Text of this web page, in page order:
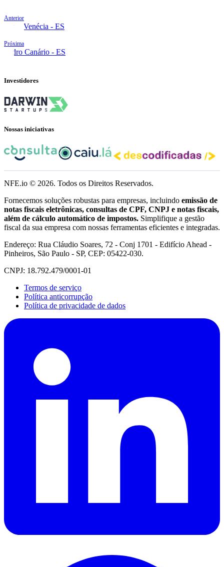
Anterior
Nova Venécia - ES
Próxima
Pedro Canário - ES
Investidores
Nossas iniciativas
NFE.io © 2026. Todos os Direitos Reservados.
Fornecemos soluções robustas para empresas, incluindo emissão de
notas fiscais eletrônicas, consultas de CPF, CNPJ e notas fiscais,
além de cálculo automático de impostos. Simplifique a gestão
fiscal da sua empresa com nossas ferramentas eficientes e integradas.
Endereço: Rua Cláudio Soares, 72 - Conj 1701 - Edifício Ahead -
Pinheiros, São Paulo - SP, CEP: 05422-030.
CNPJ: 18.792.479/0001-01
Termos de serviço
Política anticorrupção
Política de privacidade de dados